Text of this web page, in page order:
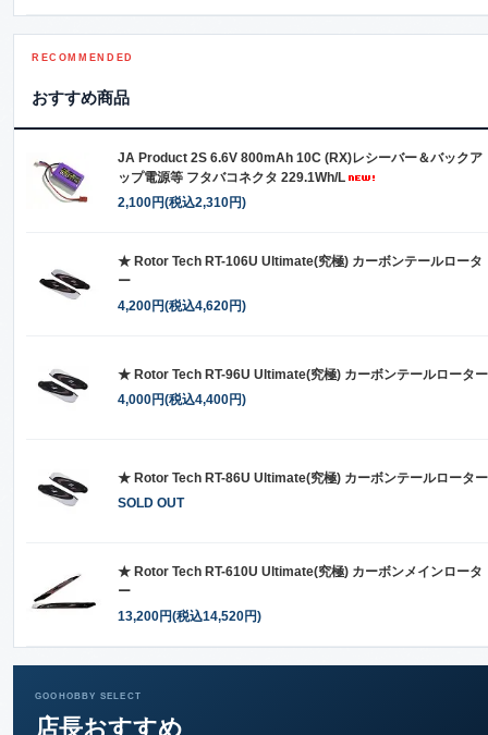
RECOMMENDED
おすすめ商品
JA Product 2S 6.6V 800mAh 10C (RX)レシーバー＆バックア
ップ電源等 フタバコネクタ 229.1Wh/L
2,100円(税込2,310円)
★ Rotor Tech RT-106U Ultimate(究極) カーボンテールロータ
ー
4,200円(税込4,620円)
★ Rotor Tech RT-96U Ultimate(究極) カーボンテールローター
4,000円(税込4,400円)
★ Rotor Tech RT-86U Ultimate(究極) カーボンテールローター
SOLD OUT
★ Rotor Tech RT-610U Ultimate(究極) カーボンメインロータ
ー
13,200円(税込14,520円)
GOOHOBBY SELECT
店長おすすめ